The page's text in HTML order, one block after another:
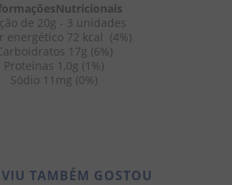
de 20g - 3 unidades
energético 72 kcal  (4%)
17g (6%)
Proteínas 1,0g (1%)
Sódio 11mg (0%)
TAMBÉM GOSTOU